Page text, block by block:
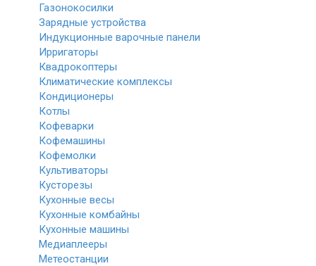
Газонокосилки
Зарядные устройства
Индукционные варочные панели
Ирригаторы
Квадрокоптеры
Климатические комплексы
Кондиционеры
Котлы
Кофеварки
Кофемашины
Кофемолки
Культиваторы
Кусторезы
Кухонные весы
Кухонные комбайны
Кухонные машины
Медиаплееры
Метеостанции